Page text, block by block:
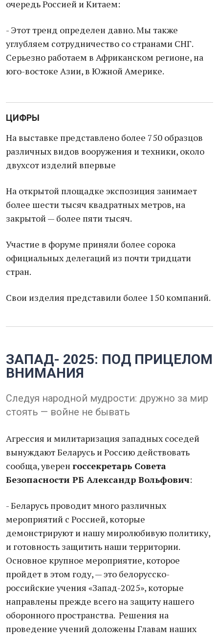
очередь Россией и Китаем:
- Этот тренд определен давно. Мы также
углубляем сотрудничество со странами СНГ.
Серьезно работаем в Африканском регионе, на
юго-востоке Азии, в Южной Америке.
ЦИФРЫ
На выставке представлено более 750 образцов
различных видов вооружения и техники, около
двухсот изделий впервые
На открытой площадке экспозиция занимает
более шести тысяч квадратных метров, на
закрытой — более пяти тысяч.
Участие в форуме приняли более сорока
официальных делегаций из почти тридцати
стран.
Свои изделия представили более 150 компаний.
ЗАПАД- 2025: ПОД ПРИЦЕЛОМ
ВНИМАНИЯ
Следуя народной мудрости: дружно за мир
стоять — войне не бывать
Агрессия и милитаризация западных соседей
вынуждают Беларусь и Россию действовать
сообща, уверен госсекретарь Совета
Безопасности РБ Александр Вольфович:
- Беларусь проводит много различных
мероприятий с Россией, которые
демонстрируют и нашу миролюбивую политику,
и готовность защитить наши территории.
Основное крупное мероприятие, которое
пройдет в этом году, — это белорусско-
российские учения «Запад-2025», которые
направлены прежде всего на защиту нашего
оборонного пространства. Решения на
проведение учений доложены Главам наших